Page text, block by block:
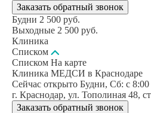
Заказать обратный звонок
Будни 2 500 руб.
Выходные 2 500 руб.
Клиника
Списком
Списком На карте
Клиника МЕДСИ в Краснодаре
Сейчас открыто Будни, Сб: c 8:00
г. Краснодар, ул. Тополиная 48,
Заказать обратный звонок